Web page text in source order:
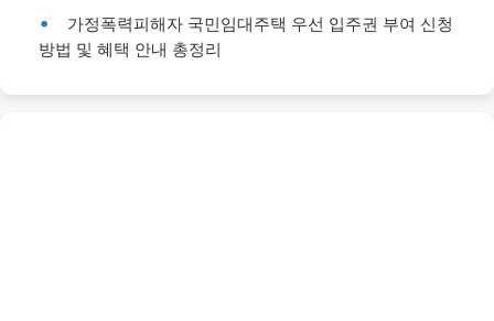
가정폭력피해자 국민임대주택 우선 입주권 부여 신청
방법 및 혜택 안내 총정리